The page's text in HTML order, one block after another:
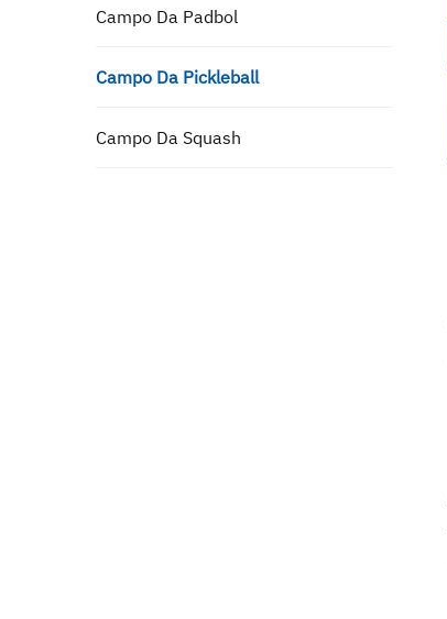
Campo Da Padbol
Campo Da Pickleball
Campo Da Squash